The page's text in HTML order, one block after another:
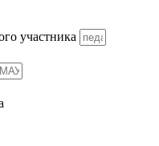
участника